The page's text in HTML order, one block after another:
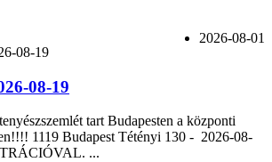
2026-08-01
08-19
tart Budapesten a központi
1119 Budapest Tétényi 130 - 2026-08-
...